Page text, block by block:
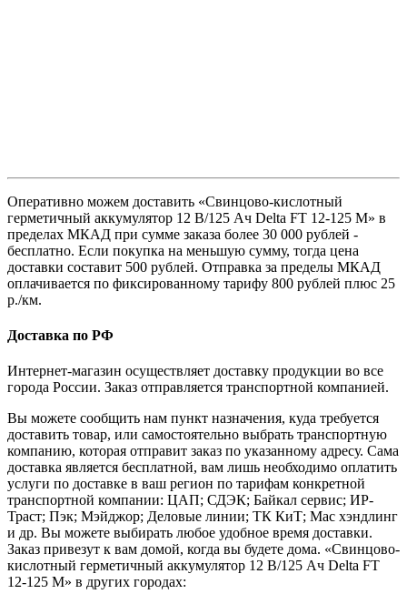
Оперативно можем доставить «Свинцово-кислотный
герметичный аккумулятор 12 В/125 Ач Delta FT 12-125 M» в
пределах МКАД при сумме заказа более 30 000 рублей -
бесплатно. Если покупка на меньшую сумму, тогда цена
доставки составит 500 рублей. Отправка за пределы МКАД
оплачивается по фиксированному тарифу 800 рублей плюс 25
р./км.
Доставка по РФ
Интернет-магазин осуществляет доставку продукции во все
города России. Заказ отправляется транспортной компанией.
Вы можете сообщить нам пункт назначения, куда требуется
доставить товар, или самостоятельно выбрать транспортную
компанию, которая отправит заказ по указанному адресу. Сама
доставка является бесплатной, вам лишь необходимо оплатить
услуги по доставке в ваш регион по тарифам конкретной
транспортной компании: ЦАП; СДЭК; Байкал сервис; ИР-
Траст; Пэк; Мэйджор; Деловые линии; ТК КиТ; Мас хэндлинг
и др. Вы можете выбирать любое удобное время доставки.
Заказ привезут к вам домой, когда вы будете дома. «Свинцово-
кислотный герметичный аккумулятор 12 В/125 Ач Delta FT
12-125 M» в других городах: